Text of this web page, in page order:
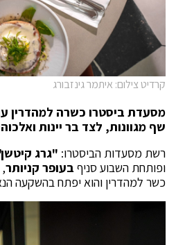
קרדיט צילום: איתמר גינזבורג
מסעדת ביסטרו כשרה למהדרין
שף מגוונות, לצד בר יינות
רשת מסעדות הביסטרו: "גרג
ופותחת השבוע סניף בעופר קניותר,
כשר למהדרין והוא יפתח בהשקעה הנאמדת בכ